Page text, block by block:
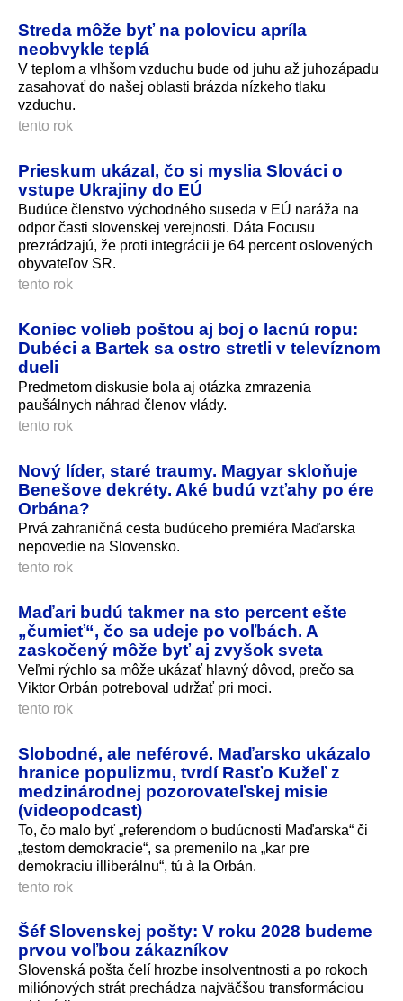
Streda môže byť na polovicu apríla
neobvykle teplá
V teplom a vlhšom vzduchu bude od juhu až juhozápadu
zasahovať do našej oblasti brázda nízkeho tlaku
vzduchu.
tento rok
Prieskum ukázal, čo si myslia Slováci o
vstupe Ukrajiny do EÚ
Budúce členstvo východného suseda v EÚ naráža na
odpor časti slovenskej verejnosti. Dáta Focusu
prezrádzajú, že proti integrácii je 64 percent oslovených
obyvateľov SR.
tento rok
Koniec volieb poštou aj boj o lacnú ropu:
Dubéci a Bartek sa ostro stretli v televíznom
dueli
Predmetom diskusie bola aj otázka zmrazenia
paušálnych náhrad členov vlády.
tento rok
Nový líder, staré traumy. Magyar skloňuje
Benešove dekréty. Aké budú vzťahy po ére
Orbána?
Prvá zahraničná cesta budúceho premiéra Maďarska
nepovedie na Slovensko.
tento rok
Maďari budú takmer na sto percent ešte
„čumieť“, čo sa udeje po voľbách. A
zaskočený môže byť aj zvyšok sveta
Veľmi rýchlo sa môže ukázať hlavný dôvod, prečo sa
Viktor Orbán potreboval udržať pri moci.
tento rok
Slobodné, ale neférové. Maďarsko ukázalo
hranice populizmu, tvrdí Rasťo Kužeľ z
medzinárodnej pozorovateľskej misie
(videopodcast)
To, čo malo byť „referendom o budúcnosti Maďarska“ či
„testom demokracie“, sa premenilo na „kar pre
demokraciu illiberálnu“, tú à la Orbán.
tento rok
Šéf Slovenskej pošty: V roku 2028 budeme
prvou voľbou zákazníkov
Slovenská pošta čelí hrozbe insolventnosti a po rokoch
miliónových strát prechádza najväčšou transformáciou